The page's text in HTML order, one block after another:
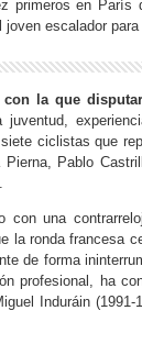
primeros en París
escalador
la que
juventud,
ciclistas que
Pablo
con una
la ronda francesa
de forma
profesional, ha
Induráin